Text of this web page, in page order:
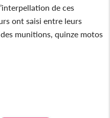
de ces
ont saisi entre leurs
munitions, quinze motos